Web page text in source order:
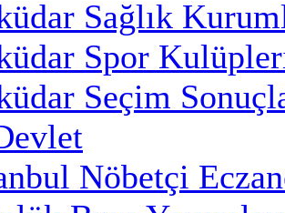
Sağlık
Spor
Seçim
Nöbetçi